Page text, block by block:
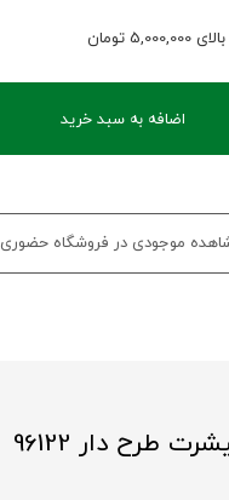
تومان
اضافه به سبد خرید
موجودی در فروشگاه حضوری‌
طرح دار 96122